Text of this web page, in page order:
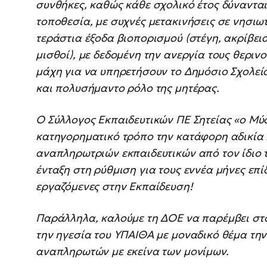
συνθήκες, καθώς κάθε σχολικό έτος
τοποθεσία, με συχνές μετακινήσεις σε
τεράστια έξοδα βιοπορισμού (στέγη,
μισθοί), με δεδομένη την ανεργία τους
μάχη για να υπηρετήσουν το Δημόσιο
και πολυσήμαντο ρόλο της μητέρας.
Ο Σύλλογος Εκπαιδευτικών ΠΕ Σητείας «ο
κατηγορηματικό τρόπο την κατάφορη
αναπληρωτριών εκπαιδευτικών από τον
ένταξη στη ρύθμιση για τους εννέα μήνες
εργαζόμενες στην Εκπαίδευση!
Παράλληλα, καλούμε τη ΔΟΕ να παρέμβει
την ηγεσία του ΥΠΑΙΘΑ με μοναδικό θέμα
αναπληρωτών με εκείνα των μονίμων.